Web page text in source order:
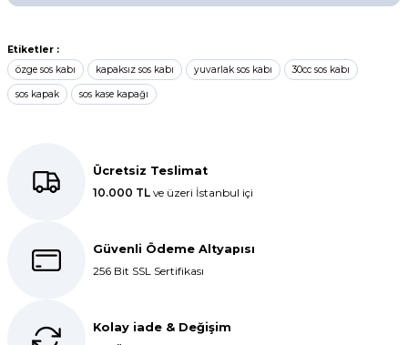
Soru Sor
Kolay bir deneyimdi, teşekkür
ederiz.
E... K... | 27/10/2025
ederim.
Bir önceki siparişim sorunsuz geldi
tek sorun bantlı Jelatin 40x60 olan
hızlı kargo içinde teşekkürler
Etiketler :
özge sos kabı
kapaksız sos kabı yuvarlak sos kabı 30cc sos kabı
sos kapak sos kase kapağı
Ücretsiz Teslimat
10.000 TL ve üzeri İstanbul içi
Güvenli Ödeme Altyapısı
256 Bit SSL Sertifikası
Kolay iade & Değişim